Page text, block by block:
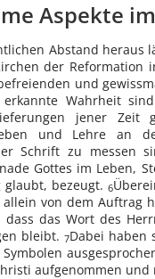
Aspekte
Abstand heraus
der Reformation
und
Wahrheit
jener Zeit
und Lehre an
Schrift zu messen
Gottes im Leben,
glaubt, bezeugt.6
allein von dem Auftrag
das Wort des
bleibt.7Dabei haben
aufgenommen und